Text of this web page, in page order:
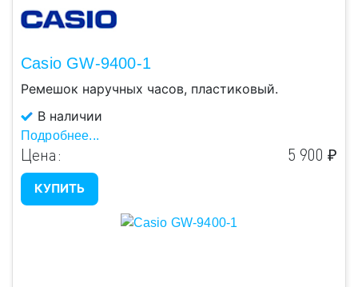
Casio GW-9400-1
Ремешок наручных часов, пластиковый.
В наличии
Подробнее...
Цена: 5 900 ₽
КУПИТЬ